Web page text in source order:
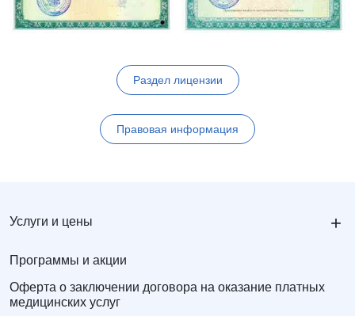
Раздел лицензии
Правовая информация
Услуги и цены +
Программы и акции
Оферта о заключении договора на оказание платных
медицинских услуг